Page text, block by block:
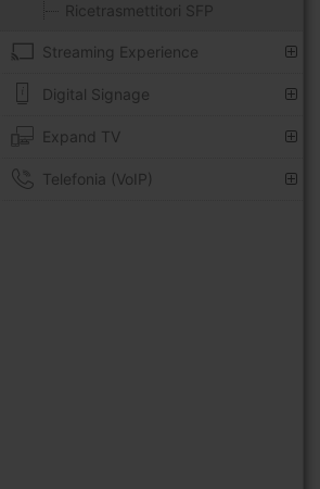
Ricetrasmettitori SFP
Streaming Experience
Digital Signage
Expand TV
Telefonia (VoIP)